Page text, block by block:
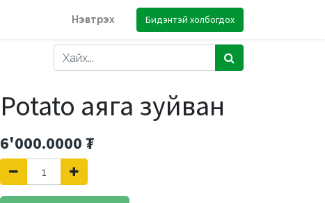
Нэвтрэх Бидэнтэй холбогдох
Potato аяга зуйван
6'000.0000₮